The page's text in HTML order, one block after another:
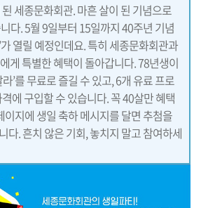
세종문화회관. 마흔 살이 된 기념으로
다. 5월 9일부터 15일까지 40주년 기념
열릴 예정인데요. 특히 세종문화회관과
게 특별한 혜택이 돌아갑니다. 78년생이
’를 무료로 즐길 수 있고, 6개 유료 프로
에 구입할 수 있습니다. 꼭 40살만 혜택
이지에 생일 축하 메시지를 달면 추첨을
다. 흔치 않은 기회, 놓치지 말고 참여하세